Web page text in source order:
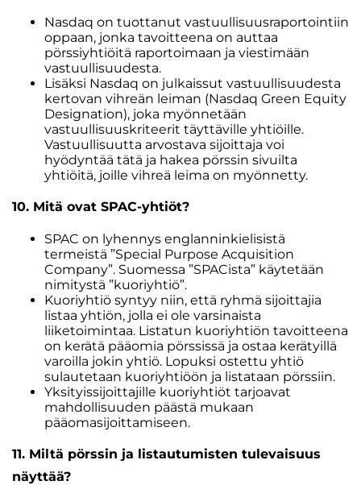
Nasdaq on tuottanut vastuullisuusraportointiin
oppaan, jonka tavoitteena on auttaa
pörssiyhtiöitä raportoimaan ja viestimään
vastuullisuudesta.
Lisäksi Nasdaq on julkaissut vastuullisuudesta
kertovan vihreän leiman (Nasdaq Green Equity
Designation), joka myönnetään
vastuullisuuskriteerit täyttäville yhtiöille.
Vastuullisuutta arvostava sijoittaja voi
hyödyntää tätä ja hakea pörssin sivuilta
yhtiöitä, joille vihreä leima on myönnetty.
10. Mitä ovat SPAC-yhtiöt?
SPAC on lyhennys englanninkielisistä
termeistä ”Special Purpose Acquisition
Company”. Suomessa ”SPACista” käytetään
nimitystä ”kuoriyhtiö”.
Kuoriyhtiö syntyy niin, että ryhmä sijoittajia
listaa yhtiön, jolla ei ole varsinaista
liiketoimintaa. Listatun kuoriyhtiön tavoitteena
on kerätä pääomia pörssissä ja ostaa kerätyillä
varoilla jokin yhtiö. Lopuksi ostettu yhtiö
sulautetaan kuoriyhtiöön ja listataan pörssiin.
Yksityissijoittajille kuoriyhtiöt tarjoavat
mahdollisuuden päästä mukaan
pääomasijoittamiseen.
11. Miltä pörssin ja listautumisten tulevaisuus
näyttää?